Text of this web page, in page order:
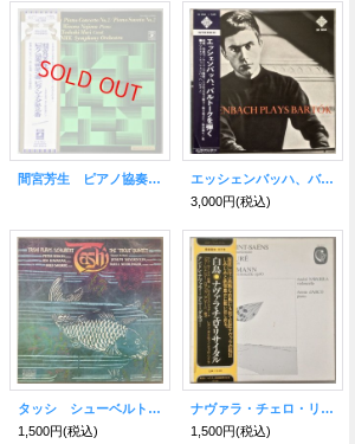
間宮芳生 ピアノ協奏曲第2番／ピアノ・ソナタ第2番
エッシェンバッハ、バルトークを弾く
3,000円(税込)
タッシ シューベルト ピアノ五重奏曲 鱒
1,500円(税込)
ナヴァラ・チェロ・リサイタル 白鳥
1,500円(税込)